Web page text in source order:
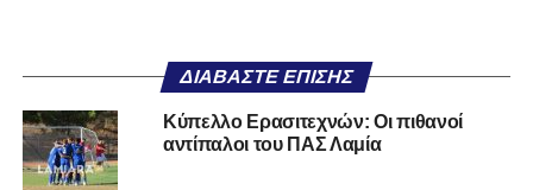
ΔΙΑΒΆΣΤΕ ΕΠΊΣΗΣ
Κύπελλο Ερασιτεχνών: Οι πιθανοί
αντίπαλοι του ΠΑΣ Λαμία